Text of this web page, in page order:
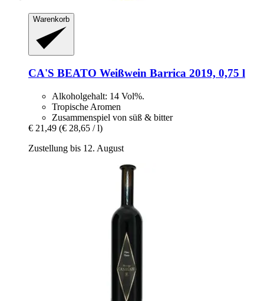
Warenkorb
CA'S BEATO Weißwein Barrica 2019, 0,75 l
Alkoholgehalt: 14 Vol%.
Tropische Aromen
Zusammenspiel von süß & bitter
€ 21,49 (€ 28,65 / l)
Zustellung bis 12. August